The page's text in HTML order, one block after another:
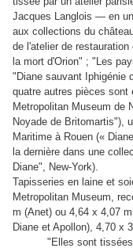
Jacques Langlois — en
aux collections du
de l'atelier de
la mort d'Orion" ; "Les
"Diane sauvant Iphigénie
quatre autres pièces sont
Metropolitan Museum de
Noyade de Britomartis"),
Maritime à Rouen («
la dernière dans une
Diane", New-York).
Tapisseries en laine et
Metropolitan Museum,
m (Anet) ou 4,64 x 4,07
Diane et Apollon), 4,70 x
"Elles sont